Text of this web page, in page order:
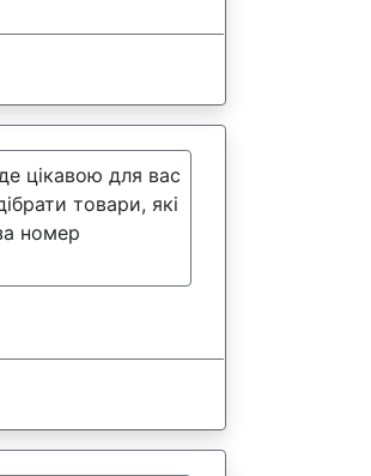
цікавою для вас
товари, які
номер